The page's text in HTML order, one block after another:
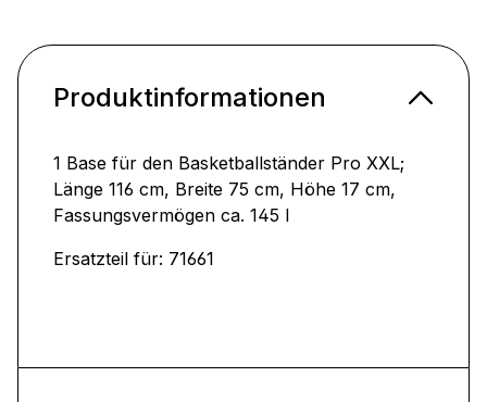
Produktinformationen
1 Base für den Basketballständer Pro XXL;
Länge 116 cm, Breite 75 cm, Höhe 17 cm,
Fassungsvermögen ca. 145 l
Ersatzteil für: 71661